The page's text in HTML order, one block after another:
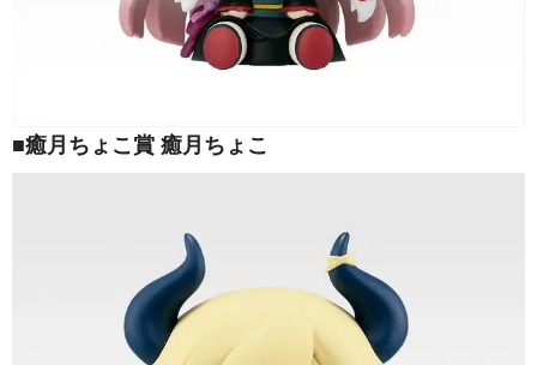
■癒月ちょこ賞 癒月ちょこ